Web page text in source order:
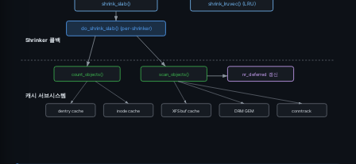
Shrinker 콜백
캐시 서브시스템
shrink_slab() shrink_lruvec() (LRU)
do_shrink_slab() (per-shrinker)
count_objects() scan_objects() nr_deferred 갱신
dentry cache inode cache XFS buf cache DRM GEM conntrack